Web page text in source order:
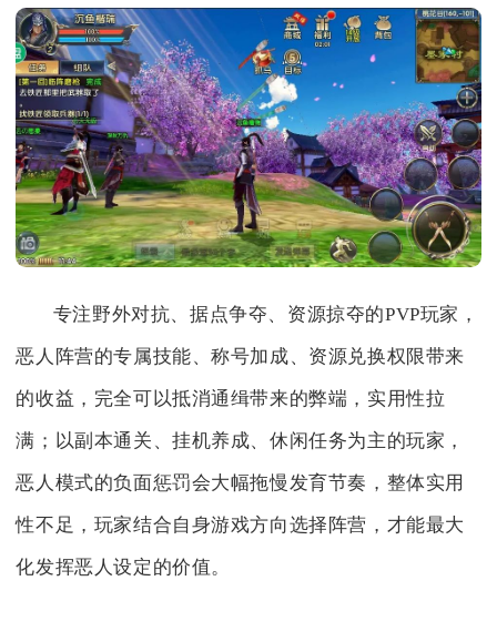
专注野外对抗、据点争夺、资源掠夺的PVP玩家，
恶人阵营的专属技能、称号加成、资源兑换权限带来
的收益，完全可以抵消通缉带来的弊端，实用性拉
满；以副本通关、挂机养成、休闲任务为主的玩家，
恶人模式的负面惩罚会大幅拖慢发育节奏，整体实用
性不足，玩家结合自身游戏方向选择阵营，才能最大
化发挥恶人设定的价值。